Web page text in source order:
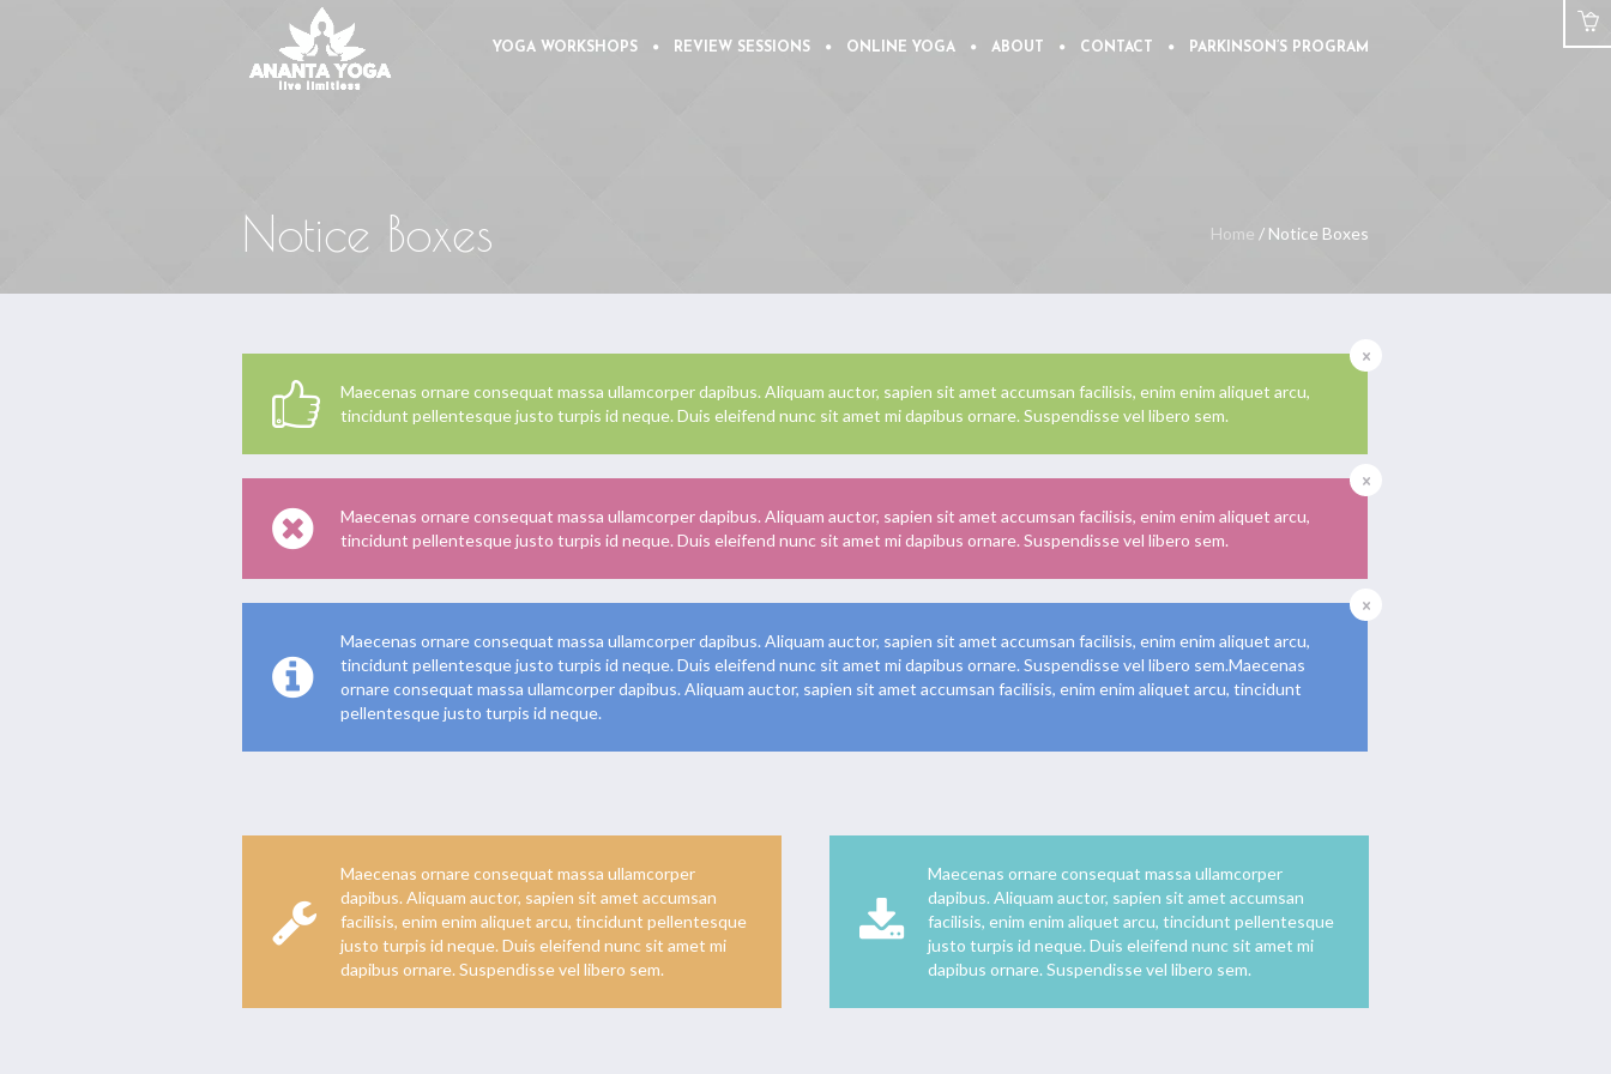
YOGA WORKSHOPS REVIEW SESSIONS ONLINE YOGA ABOUT CONTACT PARKINSON’S PROGRAM
Notice Boxes Home / Notice Boxes
Maecenas ornare consequat massa ullamcorper dapibus. Aliquam auctor, sapien sit amet accumsan facilisis, enim enim aliquet arcu,
tincidunt pellentesque justo turpis id neque. Duis eleifend nunc sit amet mi dapibus ornare. Suspendisse vel libero sem.
Maecenas ornare consequat massa ullamcorper dapibus. Aliquam auctor, sapien sit amet accumsan facilisis, enim enim aliquet arcu,
tincidunt pellentesque justo turpis id neque. Duis eleifend nunc sit amet mi dapibus ornare. Suspendisse vel libero sem.
Maecenas ornare consequat massa ullamcorper dapibus. Aliquam auctor, sapien sit amet accumsan facilisis, enim enim aliquet arcu,
tincidunt pellentesque justo turpis id neque. Duis eleifend nunc sit amet mi dapibus ornare. Suspendisse vel libero sem.Maecenas
ornare consequat massa ullamcorper dapibus. Aliquam auctor, sapien sit amet accumsan facilisis, enim enim aliquet arcu, tincidunt
pellentesque justo turpis id neque.
Maecenas ornare consequat massa ullamcorper
dapibus. Aliquam auctor, sapien sit amet accumsan
facilisis, enim enim aliquet arcu, tincidunt pellentesque
justo turpis id neque. Duis eleifend nunc sit amet mi
dapibus ornare. Suspendisse vel libero sem.
Maecenas ornare consequat massa ullamcorper
dapibus. Aliquam auctor, sapien sit amet accumsan
facilisis, enim enim aliquet arcu, tincidunt pellentesque
justo turpis id neque. Duis eleifend nunc sit amet mi
dapibus ornare. Suspendisse vel libero sem.